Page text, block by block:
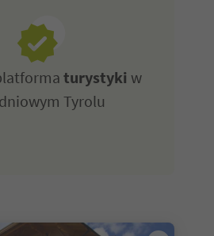
turystykiw
Tyrolu